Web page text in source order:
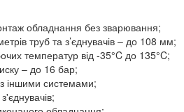
обладнання без зварювання;
труб та з’єднувачів – до 108 мм;
температур від -35°C до 135°C;
– до 16 бар;
іншими системами;